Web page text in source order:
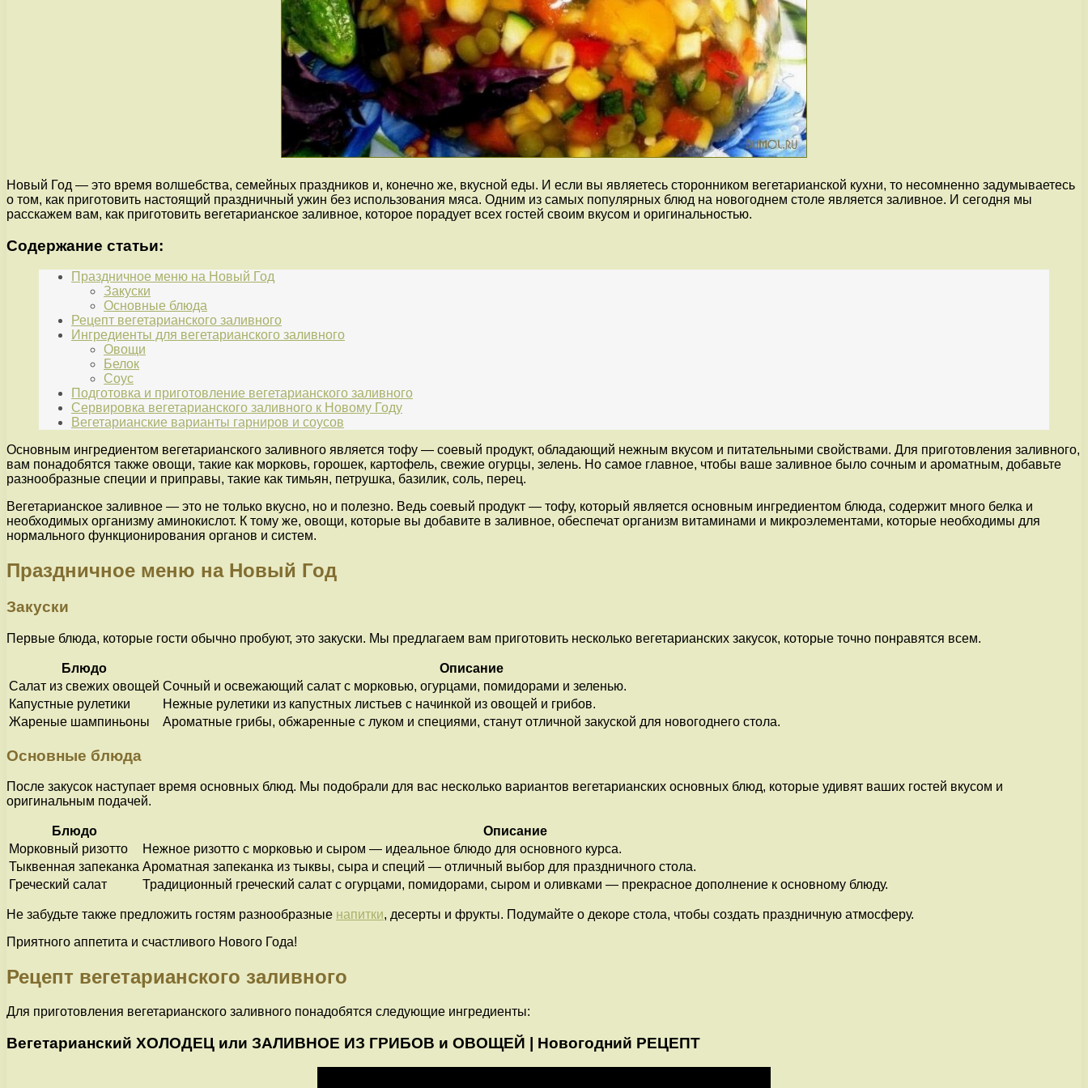
Новый Год — это время волшебства, семейных праздников и, конечно же, вкусной еды. И если вы являетесь сторонником вегетарианской кухни, то несомненно задумываетесь
о том, как приготовить настоящий праздничный ужин без использования мяса. Одним из самых популярных блюд на новогоднем столе является заливное. И сегодня мы
расскажем вам, как приготовить вегетарианское заливное, которое порадует всех гостей своим вкусом и оригинальностью.
Содержание статьи:
Праздничное меню на Новый Год
Закуски
Основные блюда
Рецепт вегетарианского заливного
Ингредиенты для вегетарианского заливного
Овощи
Белок
Соус
Подготовка и приготовление вегетарианского заливного
Сервировка вегетарианского заливного к Новому Году
Вегетарианские варианты гарниров и соусов
Основным ингредиентом вегетарианского заливного является тофу — соевый продукт, обладающий нежным вкусом и питательными свойствами. Для приготовления заливного,
вам понадобятся также овощи, такие как морковь, горошек, картофель, свежие огурцы, зелень. Но самое главное, чтобы ваше заливное было сочным и ароматным, добавьте
разнообразные специи и приправы, такие как тимьян, петрушка, базилик, соль, перец.
Вегетарианское заливное — это не только вкусно, но и полезно. Ведь соевый продукт — тофу, который является основным ингредиентом блюда, содержит много белка и
необходимых организму аминокислот. К тому же, овощи, которые вы добавите в заливное, обеспечат организм витаминами и микроэлементами, которые необходимы для
нормального функционирования органов и систем.
Праздничное меню на Новый Год
Закуски
Первые блюда, которые гости обычно пробуют, это закуски. Мы предлагаем вам приготовить несколько вегетарианских закусок, которые точно понравятся всем.
Блюдо
Описание
Салат из свежих овощей Сочный и освежающий салат с морковью, огурцами, помидорами и зеленью.
Капустные рулетики
Нежные рулетики из капустных листьев с начинкой из овощей и грибов.
Жареные шампиньоны
Ароматные грибы, обжаренные с луком и специями, станут отличной закуской для новогоднего стола.
Основные блюда
После закусок наступает время основных блюд. Мы подобрали для вас несколько вариантов вегетарианских основных блюд, которые удивят ваших гостей вкусом и
оригинальным подачей.
Блюдо
Описание
Морковный ризотто
Нежное ризотто с морковью и сыром — идеальное блюдо для основного курса.
Тыквенная запеканка Ароматная запеканка из тыквы, сыра и специй — отличный выбор для праздничного стола.
Греческий салат
Традиционный греческий салат с огурцами, помидорами, сыром и оливками — прекрасное дополнение к основному блюду.
Не забудьте также предложить гостям разнообразные напитки, десерты и фрукты. Подумайте о декоре стола, чтобы создать праздничную атмосферу.
Приятного аппетита и счастливого Нового Года!
Рецепт вегетарианского заливного
Для приготовления вегетарианского заливного понадобятся следующие ингредиенты:
Вегетарианский ХОЛОДЕЦ или ЗАЛИВНОЕ ИЗ ГРИБОВ и ОВОЩЕЙ | Новогодний РЕЦЕПТ